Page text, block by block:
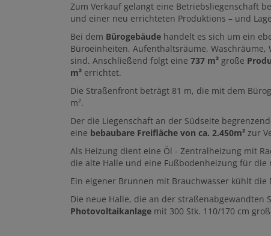
Zum Verkauf gelangt eine Betriebsliegenschaft
und einer neu errichteten Produktions – und
Bei dem Bürogebäude handelt es sich um ein
Büroeinheiten, Aufenthaltsräume,
sind. Anschließend folgt eine 737 m² große
m² errichtet.
Die Straßenfront beträgt 81 m, die mit dem
m².
Der die Liegenschaft an der Südseite
eine bebaubare Freifläche von ca. 2.450m² zur
Als Heizung dient eine Öl - Zentralheizung mit
die alte Halle und eine Fußbodenheizung für die
Ein eigener Brunnen mit Brauchwasser kühlt die
Die neue Halle, die an der straßenabgewandten
Photovoltaikanlage mit 300 Stk. 110/170 cm